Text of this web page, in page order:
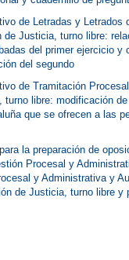
de Letradas y Letrados
de Justicia, turno libre:
del primer ejercicio y
del segundo
de Tramitación
turno libre: modificación
que se ofrecen a las
la preparación de
Procesal y
y Administrativa y
de Justicia, turno libre y